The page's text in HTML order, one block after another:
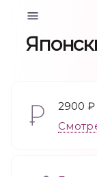
2900 ₽